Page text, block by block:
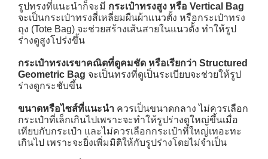
รูปทรงที่แนะนำก็จะมี กระเป๋าทรงสูง หรือ Vertical Bag
จะเป็นกระเป๋าทรงสี่เหลี่ยมผืนผ้าแนวตั้ง หรือกระเป๋าทรง
ถุง (Tote Bag) จะช่วยสร้างเส้นสายในแนวตั้ง ทำให้รูป
ร่างดูสูงโปร่งขึ้น
กระเป๋าทรงเรขาคณิตที่ดูคมชัด หรือเรียกว่า Structured
Geometric Bag จะเป็นทรงที่ดูเป็นระเบียบจะช่วยให้รูป
ร่างดูกระชับขึ้น
ขนาดหรือไซส์ที่แนะนำ ควรเป็นขนาดกลาง ไม่ควรเลือก
กระเป๋าที่เล็กเกินไปเพราะจะทำให้รูปร่างดูใหญ่ขึ้นเมื่อ
เทียบกับกระเป๋า และไม่ควรเลือกกระเป๋าที่ใหญ่เทอะทะ
เกินไป เพราะจะยิ่งเพิ่มมิติให้กับรูปร่างโดยไม่จำเป็น